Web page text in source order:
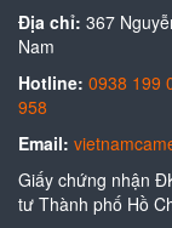
Địa chỉ: 367
Nam
Hotline: 0938 199
958
Email:
Giấy chứng nhận
tư Thành phố Hồ